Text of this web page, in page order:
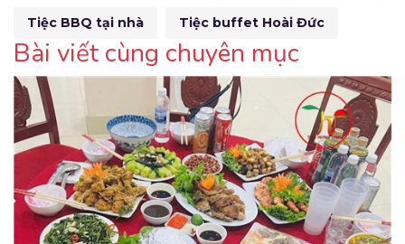
Tiệc BBQ tại nhà Tiệc buffet Hoài Đức
Bài viết cùng chuyên mục